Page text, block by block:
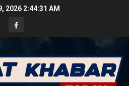
2026 2:44:32 AM
Facebook